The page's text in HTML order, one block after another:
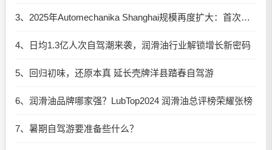
3、2025年Automechanika Shanghai规模再度扩大：首次启用国家会展中心（上海）全部15个展馆
4、日均1.3亿人次自驾潮来袭，润滑油行业解锁增长新密码​
5、回归初味，还原本真 延长壳牌洋县踏春自驾游
6、润滑油品牌哪家强？LubTop2024 润滑油总评榜荣耀张榜
7、暑期自驾游要准备些什么？